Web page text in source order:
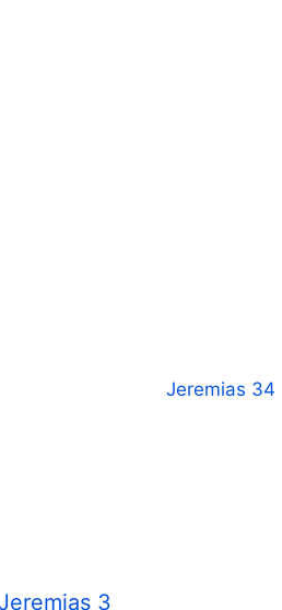
Jeremias 34
Jeremias 3